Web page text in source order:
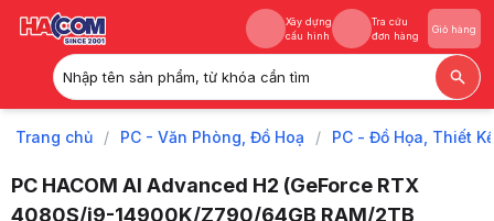
Xây dựng
cấu hình
Tra cứu
đơn hàng
Giỏ hàng
Nhập tên sản phẩm, từ khóa cần tìm
Xây dựng
Tra cứu
Trang chủ / PC - Văn Phòng, Đồ Hoạ / PC - Đồ Họa, Thiết Kế
PC HACOM AI Advanced H2 (GeForce RTX
4080S/i9-14900K/Z790/64GB RAM/2TB